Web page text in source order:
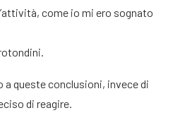
come io mi ero sognato
a queste conclusioni, invece di
di reagire.